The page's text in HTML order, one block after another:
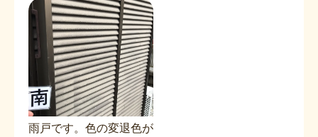
雨戸です。色の変退色が